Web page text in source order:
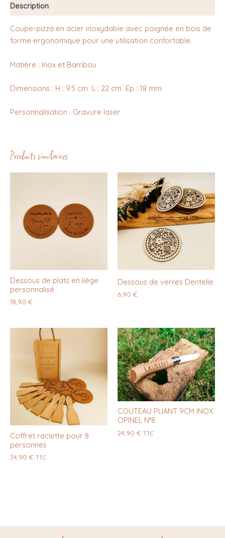
Description
Coupe-pizza en acier inoxydable avec poignée en bois de
forme ergonomique pour une utilisation confortable.
Matière : Inox et Bambou
Dimensions : H : 9.5 cm L : 22 cm Ep : 18 mm
Personnalisation : Gravure laser
Produits similaires
Dessous de plats en liège
personnalisé
18,90 €
Dessous de verres Dentelle
6,90 €
Coffret raclette pour 8
personnes
34,90 € TTC
COUTEAU PLIANT 9CM INOX
OPINEL N°8
24,90 € TTC